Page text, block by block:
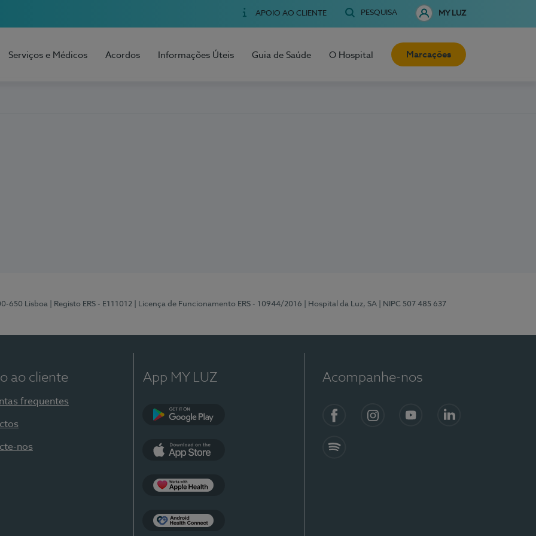
APOIO AO CLIENTE PESQUISA MY LUZ
Serviços e Médicos Acordos Informações Úteis Guia de Saúde O Hospital Marcações
650 Lisboa | Registo ERS - E111012 | Licença de Funcionamento ERS - 10944/2016 | Hospital da Luz, SA | NIPC 507 485 637
ao cliente
frequentes
nos
App MY LUZ Acompanhe-nos